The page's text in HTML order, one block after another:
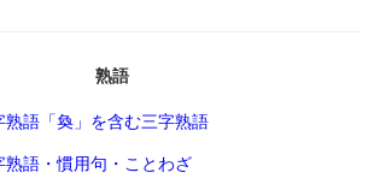
熟語
熟語 「奐」を含む三字熟語
熟語・慣用句・ことわざ